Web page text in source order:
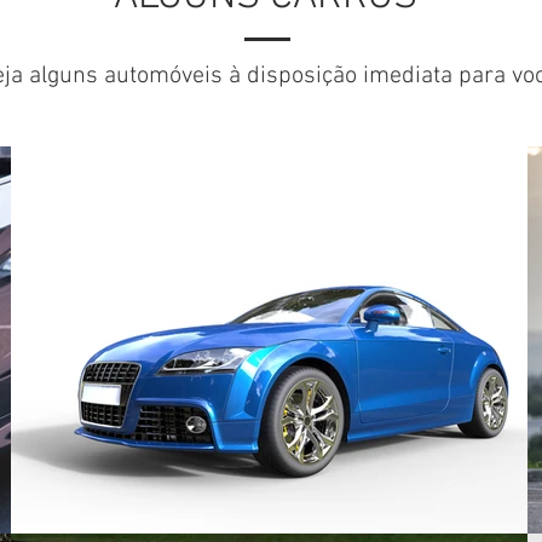
alguns automóveis à disposição imediata para